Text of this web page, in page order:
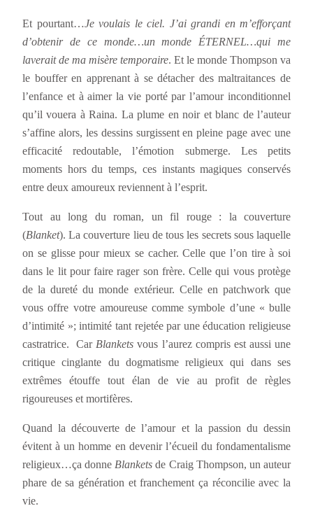
Et pourtant…Je voulais le ciel. J’ai grandi en m’efforçant
d’obtenir de ce monde…un monde ÉTERNEL…qui me
laverait de ma misère temporaire. Et le monde Thompson va
le bouffer en apprenant à se détacher des maltraitances de
l’enfance et à aimer la vie porté par l’amour inconditionnel
qu’il vouera à Raina. La plume en noir et blanc de l’auteur
s’affine alors, les dessins surgissent en pleine page avec une
efficacité redoutable, l’émotion submerge. Les petits
moments hors du temps, ces instants magiques conservés
entre deux amoureux reviennent à l’esprit.
Tout au long du roman, un fil rouge : la couverture
(Blanket). La couverture lieu de tous les secrets sous laquelle
on se glisse pour mieux se cacher. Celle que l’on tire à soi
dans le lit pour faire rager son frère. Celle qui vous protège
de la dureté du monde extérieur. Celle en patchwork que
vous offre votre amoureuse comme symbole d’une « bulle
d’intimité »; intimité tant rejetée par une éducation religieuse
castratrice. CarBlankets vous l’aurez compris est aussi une
critique cinglante du dogmatisme religieux qui dans ses
extrêmes étouffe tout élan de vie au profit de règles
rigoureuses et mortifères.
Quand la découverte de l’amour et la passion du dessin
évitent à un homme en devenir l’écueil du fondamentalisme
religieux…ça donneBlankets de Craig Thompson, un auteur
phare de sa génération et franchement ça réconcilie avec la
vie.